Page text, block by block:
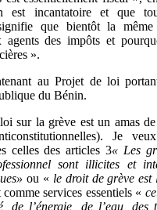
est incantatoire et que
que bientôt la même
agents des impôts et
».
au Projet de loi
du Bénin.
sur la grève est un amas
Je
celles des articles 3« Les
sont illicites et
ou « le droit de grève est
comme services essentiels «
de l’énergie, de l’eau, des